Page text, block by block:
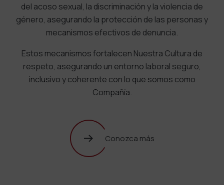
del acoso sexual, la discriminación y la violencia de
género, asegurando la protección de las personas y
mecanismos efectivos de denuncia.
Estos mecanismos fortalecen Nuestra Cultura de
respeto, asegurando un entorno laboral seguro,
inclusivo y coherente con lo que somos como
Compañía.
Conozca más